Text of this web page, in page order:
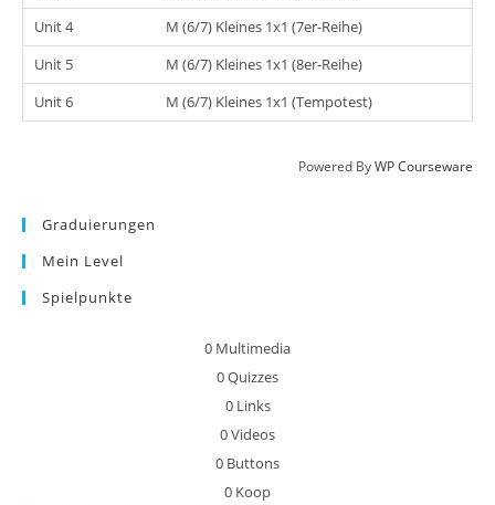
Unit 4
M (6/7) Kleines 1x1 (7er-Reihe)
Unit 5
M (6/7) Kleines 1x1 (8er-Reihe)
Unit 6
M (6/7) Kleines 1x1 (Tempotest)
Powered ByWP Courseware
Graduierungen
Mein Level
Spielpunkte
0 Multimedia
0Quizzes
0 Links
0Videos
0 Buttons
0 Koop